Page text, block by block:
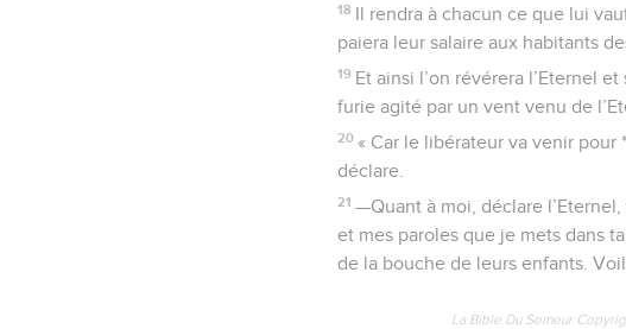
18 Il rendra à chacun ce que lui
paiera leur salaire aux habitants
19 Et ainsi l’on révérera l’Eternel
furie agité par un vent venu de
20 « Car le libérateur va venir pour
déclare.
21 —Quant à moi, déclare
et mes paroles que je mets dans
de la bouche de leurs enfants.
La Bible Du Semeur